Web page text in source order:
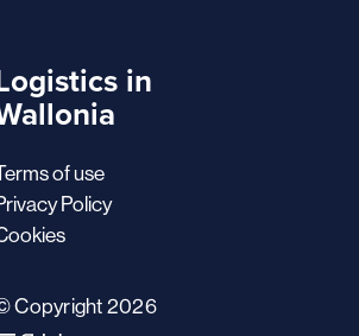
in
of use
Policy
Copyright 2026